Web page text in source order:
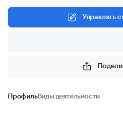
Управлять
ПрофильВиды деятельности